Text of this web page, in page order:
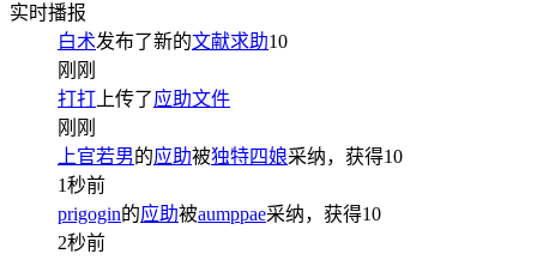
实时播报
白术发布了新的文献求助10
刚刚
打打 上传了应助文件
刚刚
上官若男的应助被独特四娘采纳，获得10
1秒前
prigogin的应助被aumppae采纳，获得10
2秒前